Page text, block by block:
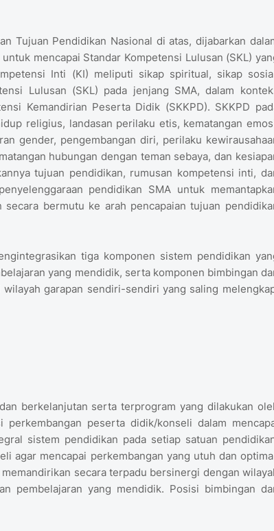
Tujuan Pendidikan Nasional di atas, dijabarkan
mencapai Standar Kompetensi Lulusan (SKL)
Inti (KI) meliputi sikap spiritual, sikap
Lulusan (SKL) pada jenjang SMA, dalam
Kemandirian Peserta Didik (SKKPD). SKKPD
religius, landasan perilaku etis, kematangan
gender, pengembangan diri, perilaku
hubungan dengan teman sebaya, dan
tujuan pendidikan, rumusan kompetensi inti,
pendidikan SMA untuk
secara bermutu ke arah pencapaian tujuan
tiga komponen sistem pendidikan
yang mendidik, serta komponen bimbingan
garapan sendiri-sendiri yang saling
berkelanjutan serta terprogram yang dilakukan
peserta didik/konseli dalam
sistem pendidikan pada setiap satuan
agar mencapai perkembangan yang utuh dan
secara terpadu bersinergi dengan
pembelajaran yang mendidik. Posisi bimbingan